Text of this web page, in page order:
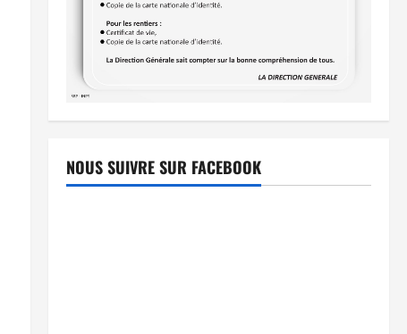
NOUS SUIVRE SUR FACEBOOK